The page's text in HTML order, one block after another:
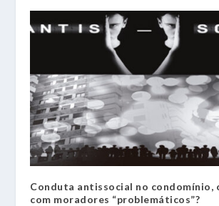
Conduta antissocial no condomínio,
com moradores “problemáticos”?